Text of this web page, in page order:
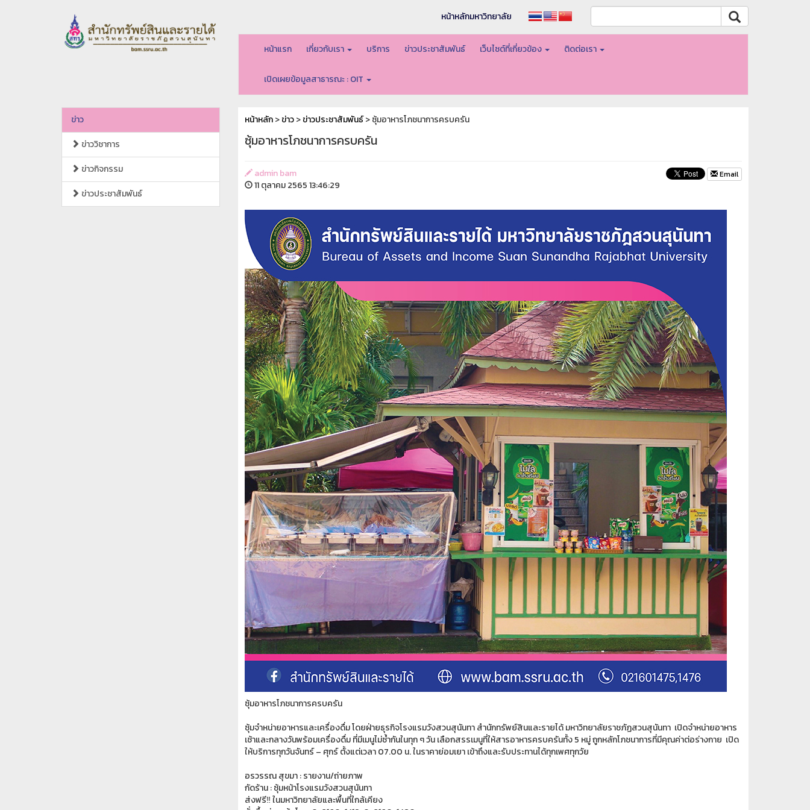
หน้าหลักมหาวิทยาลัย
หน้าแรก เกี่ยวกับเรา บริการ ข่าวประชาสัมพันธ์ เว็บไซต์ที่เกี่ยวข้อง ติดต่อเรา
เปิดเผยข้อมูลสาธารณะ : OIT
ข่าว
ข่าววิชาการ
ข่าวกิจกรรม
ข่าวประชาสัมพันธ์
หน้าหลัก>ข่าว>ข่าวประชาสัมพันธ์> ซุ้มอาหารโภชนาการครบครัน
ซุ้มอาหารโภชนาการครบครัน
admin bam
11 ตุลาคม 2565 13:46:29
Email
ซุ้มอาหารโภชนาการครบครัน
ซุ้มจำหน่ายอาหารและเครื่องดื่ม โดยฝ่ายธุรกิจโรงแรมวังสวนสุนันทา สำนักทรัพย์สินและรายได้ มหาวิทยาลัยราชภัฏสวนสุนันทา เปิดจำหน่ายอาหาร
เช้าและกลางวันพร้อมเครื่องดื่ม ที่มีเมนูไม่ซ้ำกันในทุก ๆ วัน เลือกสรรเมนูที่ให้สารอาหารครบครันทั้ง 5 หมู่ ถูกหลักโภชนาการที่มีคุณค่าต่อร่างกาย เปิด
ให้บริการทุกวันจันทร์ – ศุกร์ ตั้งแต่เวลา 07.00 น. ในราคาย่อมเยา เข้าถึงและรับประทานได้ทุกเพศทุกวัย
อรวรรณ สุขมา : รายงาน/ถ่ายภาพ
กัดร้าน : ซุ้มหน้าโรงแรมวังสวนสุนันทา
ส่งฟรี‼️ ในมหาวิทยาลัยและพื้นที่ใกล้เคียง